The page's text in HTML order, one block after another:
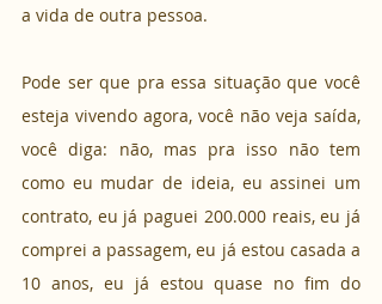
a vida de outra pessoa.
Pode ser que pra essa situação que você
esteja vivendo agora, você não veja saída,
você diga: não, mas pra isso não tem
como eu mudar de ideia, eu assinei um
contrato, eu já paguei 200.000 reais, eu já
comprei a passagem, eu já estou casada a
10 anos, eu já estou quase no fim do